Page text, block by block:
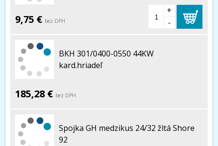
9,75 € bez DPH
+
-
BKH 301/0400-0550 44KW
kard.hriadeľ
185,28 € bez DPH
Spojka GH medzikus 24/32 žltá Shore
92